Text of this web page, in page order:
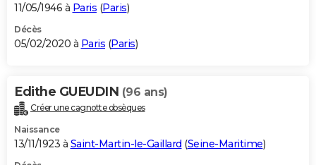
11/05/1946 à Paris (Paris)
Décès
05/02/2020 à Paris (Paris)
Edithe GUEUDIN (96 ans)
Créer une cagnotte obsèques
Naissance
13/11/1923 à Saint-Martin-le-Gaillard (Seine-Maritime)